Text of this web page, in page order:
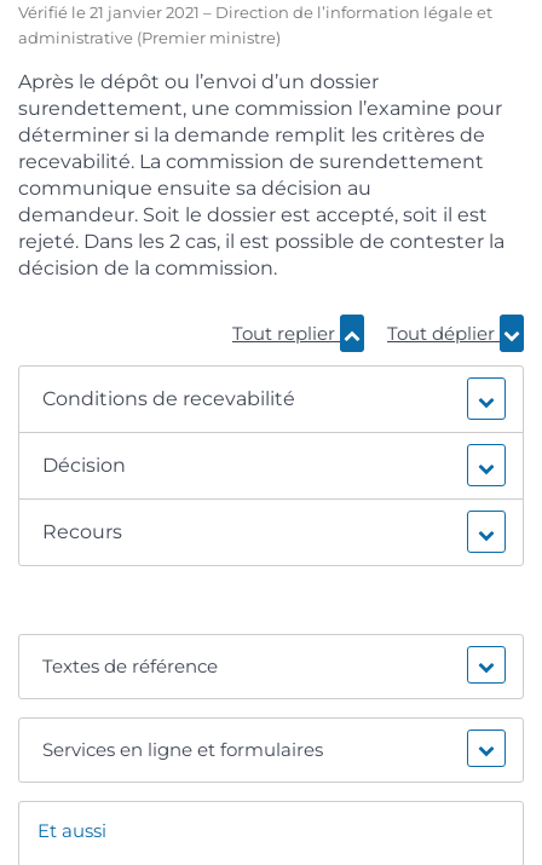
Vérifié le 21 janvier 2021 – Direction de l’information légale et
administrative (Premier ministre)
Après le dépôt ou l’envoi d’un dossier
surendettement, une commission l’examine pour
déterminer si la demande remplit les critères de
recevabilité. La commission de surendettement
communique ensuite sa décision au
demandeur. Soit le dossier est accepté, soit il est
rejeté. Dans les 2 cas, il est possible de contester la
décision de la commission.
Tout replier Tout déplier
Conditions de recevabilité
Décision
Recours
Textes de référence
Services en ligne et formulaires
Et aussi